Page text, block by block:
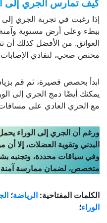
كيف تمارس الجري إلى
إذا رغبت في تجربة الجري إلى
ببطء وعلى أرض مستوية
العوائق. من الأفضل كذلك
مختص صحي، لتفادي
ابدأ بحصص قصيرة، ثم قم
يمكنك أيضًا دمج الجري إلى
مع الجري العادي على
ورغم أن الجري إلى الوراء
البدني وتقوية العضلات، إلا
وفي سياقات محددة،
متخصص، لضمان ممارسة آمنة
الكلمات المفتاحية: الرياضة؛
الوراء؛